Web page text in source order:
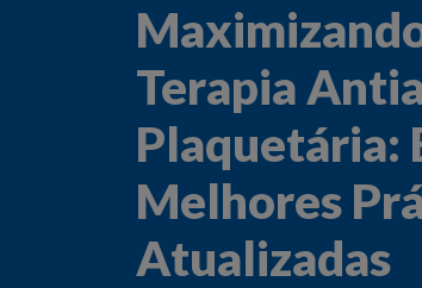
Terapia
Plaquetária:
Melhores
Atualizadas